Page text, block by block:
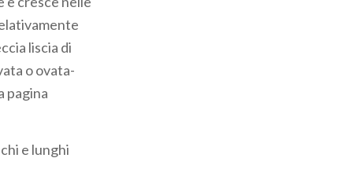
liscia di
o ovata-
pagina
e lunghi